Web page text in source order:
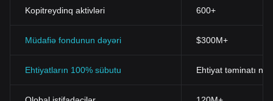
Kopitreydinq aktivləri 600+
Müdafiə fondunun dəyəri $300M+
Ehtiyatların 100% sübutu Ehtiyat təminatı